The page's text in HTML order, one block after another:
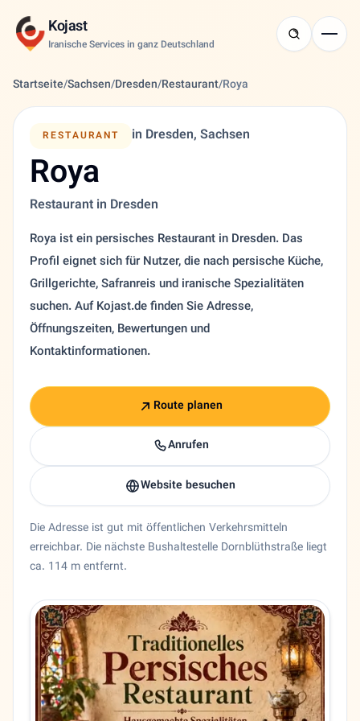
Kojast
Iranische Services in ganz Deutschland
Startseite/Sachsen/Dresden/Restaurant/Roya
RESTAURANT in Dresden, Sachsen
Roya
Restaurant in Dresden
Roya ist ein persisches Restaurant in Dresden. Das
Profil eignet sich für Nutzer, die nach persische Küche,
Grillgerichte, Safranreis und iranische Spezialitäten
suchen. Auf Kojast.de finden Sie Adresse,
Öffnungszeiten, Bewertungen und
Kontaktinformationen.
Route planen
Anrufen
Website besuchen
Die Adresse ist gut mit öffentlichen Verkehrsmitteln
erreichbar. Die nächste Bushaltestelle Dornblüthstraße liegt
ca. 114 m entfernt.
Restaurant Roya in Dresden, Sachsen. 🇩🇪 Roya
Bundesland
Sachsen
Stadt
Dresden
Adresse